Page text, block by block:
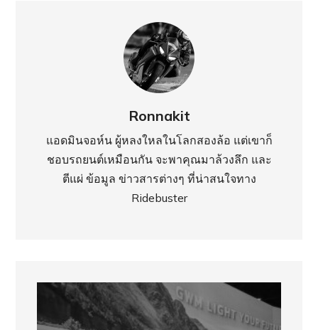
Ronnakit
แอดมินจอห์น ผู้หลงใหลในโลกสองล้อ แต่เขาก็
ชอบรถยนต์เหมือนกัน จะพาคุณมาล้วงลึก และ
ตีแผ่ ข้อมูล ข่าวสารต่างๆ ที่น่าสนใจทาง
Ridebuster